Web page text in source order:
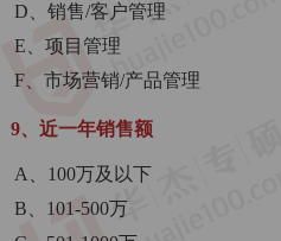
D、销售/客户管理
E、项目管理
F、市场营销/产品管理
9、近一年销售额
A、100万及以下
B、101-500万